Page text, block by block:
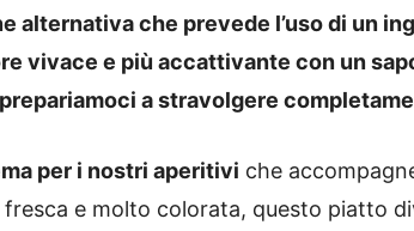
alternativa che prevede l’uso di un
vivace e più accattivante con un
a stravolgere
per i nostri aperitivi che
fresca e molto colorata, questo piatto